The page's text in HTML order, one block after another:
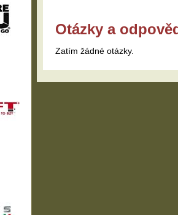
Otázky a
Zatím žádné otázky.